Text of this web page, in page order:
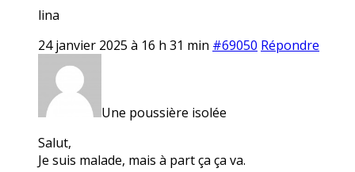
lina
24 janvier 2025 à 16 h 31 min #69050 Répondre
Une poussière isolée
Salut,
Je suis malade, mais à part ça ça va.